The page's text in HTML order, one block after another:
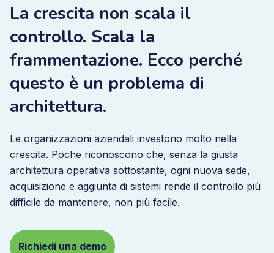
La crescita non scala il
controllo. Scala la
frammentazione. Ecco perché
questo è un problema di
architettura.
Le organizzazioni aziendali investono molto nella
crescita. Poche riconoscono che, senza la giusta
architettura operativa sottostante, ogni nuova sede,
acquisizione e aggiunta di sistemi rende il controllo più
difficile da mantenere, non più facile.
Richiedi una demo